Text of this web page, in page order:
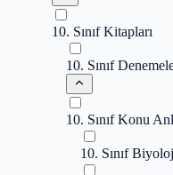
10. Sınıf Kitapları
10. Sınıf
10. Sınıf Konu
10. Sınıf